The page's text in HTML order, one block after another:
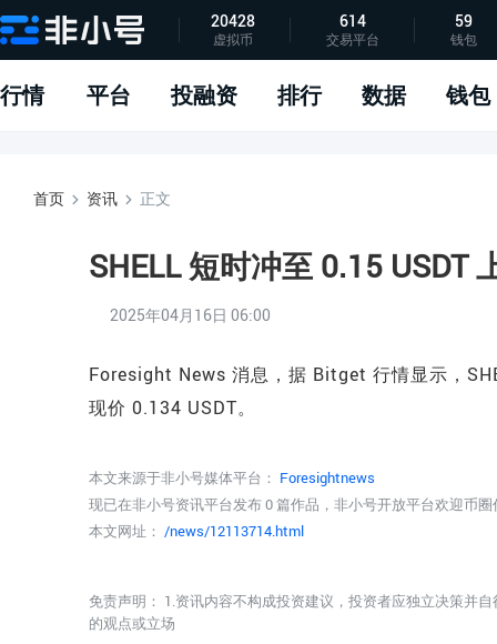
APP下载
指标说明
问题反馈
20428
虚拟币
614
交易平台
59
钱包
行情 平台 投融资 排行 数据 钱包
首页 资讯 正文
SHELL 短时冲至 0.15 USDT
2025年04月16日 06:00
Foresight News 消息，据 Bitget 行情显示，
现价 0.134 USDT。
本文来源于非小号媒体平台： Foresightnews
现已在非小号资讯平台发布 0 篇作品，非小号开放平台欢迎币
本文网址： /news/12113714.html
免责声明： 1.资讯内容不构成投资建议，投资者应独立决策并
的观点或立场